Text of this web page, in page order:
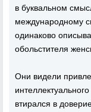
в буквальном
международному
одинаково
обольстителя
Они видели
втирался в